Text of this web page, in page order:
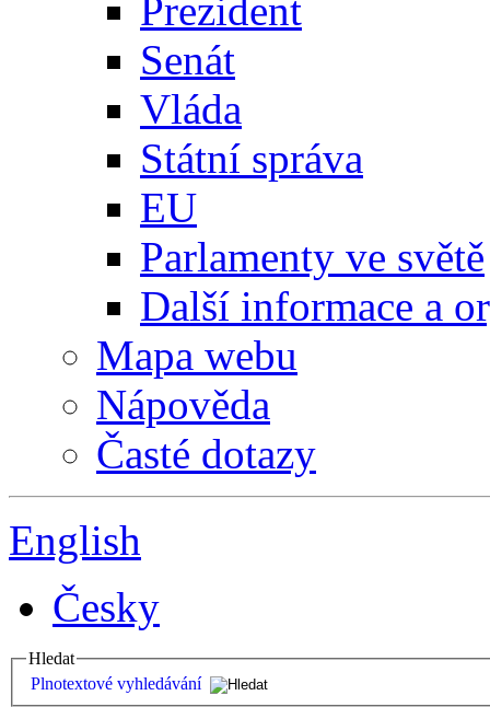
Prezident
Senát
Vláda
Státní správa
EU
Parlamenty ve světě
Další informace a
Mapa webu
Nápověda
Časté dotazy
English
Česky
Hledat
Plnotextové vyhledávání